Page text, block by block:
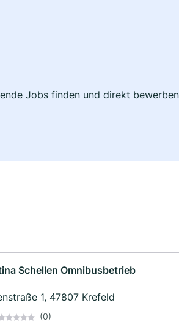
Jobs finden und direkt
Schellen Omnibusbetrieb
1, 47807 Krefeld
(0)